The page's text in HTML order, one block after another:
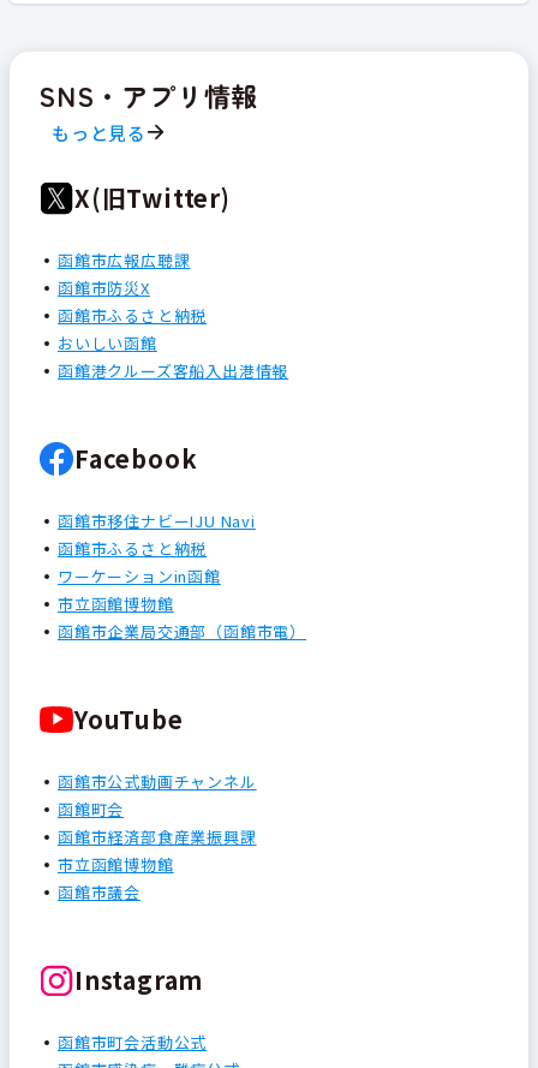
SNS・アプリ情報
もっと見る
X(旧Twitter)
函館市広報広聴課
函館市防災X
函館市ふるさと納税
おいしい函館
函館港クルーズ客船入出港情報
Facebook
函館市移住ナビーIJU Navi
函館市ふるさと納税
ワーケーションin函館
市立函館博物館
函館市企業局交通部（函館市電）
YouTube
函館市公式動画チャンネル
函館町会
函館市経済部食産業振興課
市立函館博物館
函館市議会
Instagram
函館市町会活動公式